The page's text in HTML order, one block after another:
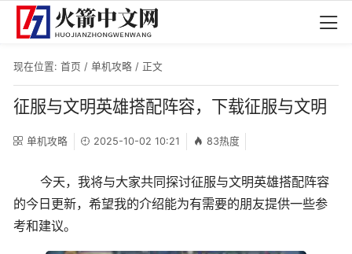
现在位置: 首页 / 单机攻略 / 正文
征服与文明英雄搭配阵容，下载征服与文明
单机攻略 2025-10-02 10:21 83热度
今天，我将与大家共同探讨征服与文明英雄搭配阵容
的今日更新，希望我的介绍能为有需要的朋友提供一些参
考和建议。